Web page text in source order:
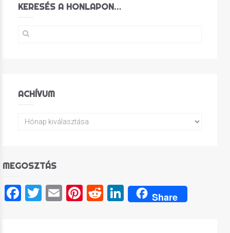
KERESÉS A HONLAPON…
ACHÍVUM
MEGOSZTÁS
Facebook
Twitter
EmailPinterest
RedditLinkedIn
Share